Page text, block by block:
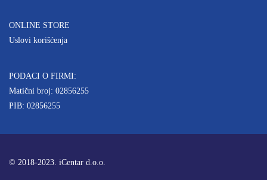
ONLINE STORE
Uslovi korišćenja
PODACI O FIRMI:
Matični broj: 02856255
PIB: 02856255
© 2018-2023. iCentar d.o.o.